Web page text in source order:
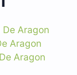
Aragon
Aragon
Aragon